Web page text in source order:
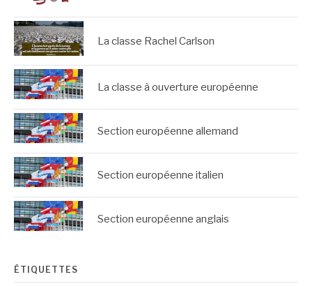
La classe Rachel Carlson
La classe à ouverture européenne
Section européenne allemand
Section européenne italien
Section européenne anglais
ÉTIQUETTES